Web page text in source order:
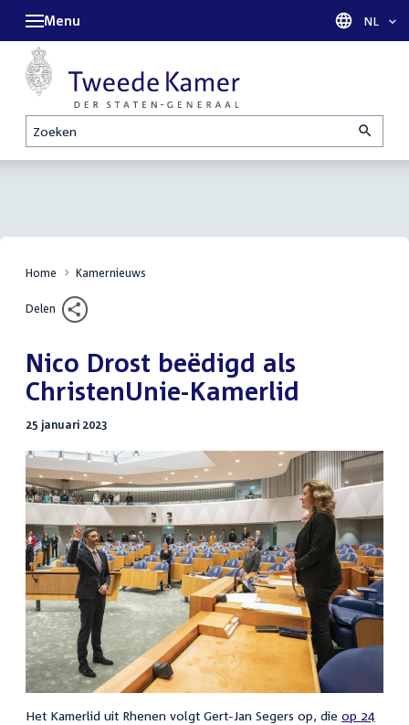
Zoeken
Menu Taal
NL
Home Kamernieuws
Delen
Nico Drost beëdigd als
ChristenUnie-Kamerlid
25 januari 2023
Het Kamerlid uit Rhenen volgt Gert-Jan Segers op, die op 24